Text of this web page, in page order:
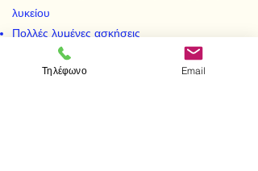
λυκείου
Πολλές λυμένες ασκήσεις
Πολλές άλυτες ασκήσεις με τις απαντήσεις
Λογαριθμικούς πίνακες
Τηλέφωνο Email